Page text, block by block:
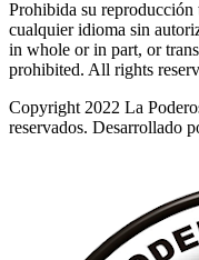
Prohibida su reproducción
cualquier idioma sin
in whole or in part, or
prohibited. All rights
Copyright 2022 La
reservados. Desarrollado